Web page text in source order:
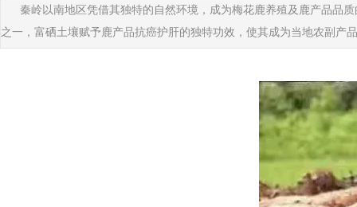
秦岭以南地区凭借其独特的自然环境，成为梅花鹿养殖及鹿产品品
之一，富硒土壤赋予鹿产品抗癌护肝的独特功效，使其成为当地农副